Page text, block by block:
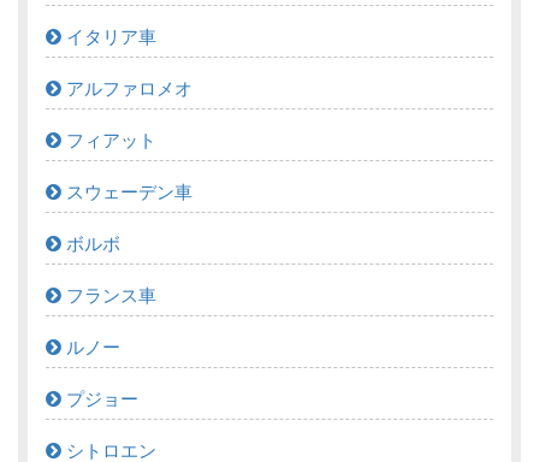
イタリア車
アルファロメオ
フィアット
スウェーデン車
ボルボ
フランス車
ルノー
プジョー
シトロエン